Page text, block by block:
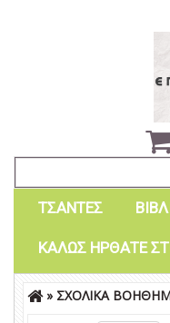
ΤΣΑΝΤΕΣ
ΚΑΛΩΣ ΗΡΘΑΤΕ
» ΣΧΟΛΙΚΑ